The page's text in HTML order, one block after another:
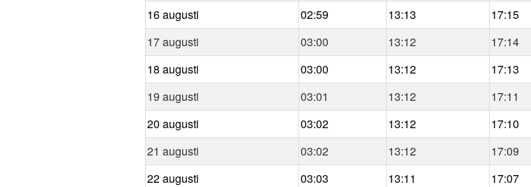
16 augusti
02:59 13:13 17:15
17 augusti
03:00 13:12 17:14
18 augusti
03:00 13:12 17:13
19 augusti
03:01 13:12 17:11
20 augusti
03:02 13:12 17:10
21 augusti
03:02 13:12 17:09
22 augusti
03:03 13:11 17:07